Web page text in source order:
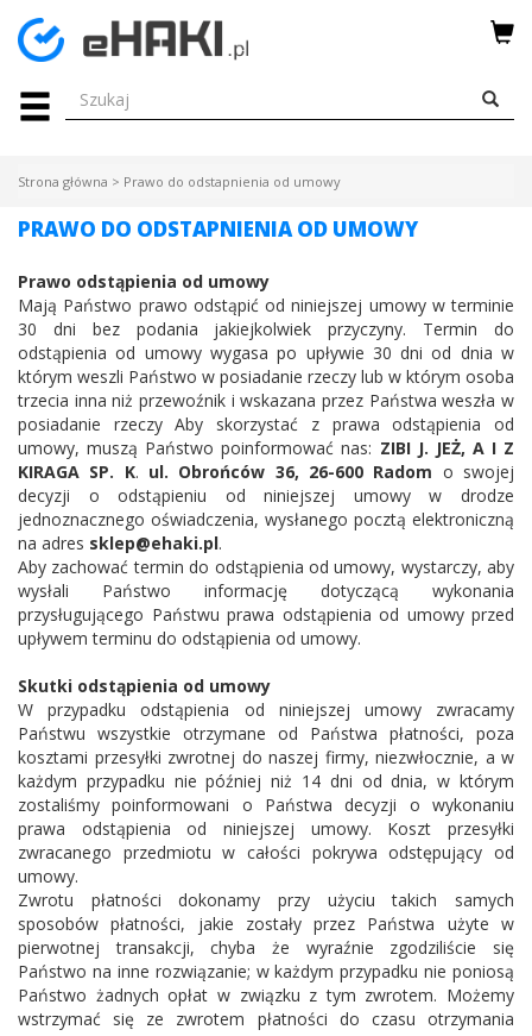
Menu
HAKI
WIĄZKI
ELEKTRYCZNE
BAGAŻNIKI
ROWEROWE
BOXY
DACHOWE
Bagażniki
dachowe
AKCESORIA
Turystyka
Przyczepy
samochodowe
Kontakt
Strona główna > Prawo do odstapnienia od umowy
PRAWO DO ODSTAPNIENIA OD UMOWY
Prawo odstąpienia od umowy
Mają Państwo prawo odstąpić od niniejszej umowy w terminie
30 dni bez podania jakiejkolwiek przyczyny. Termin do
odstąpienia od umowy wygasa po upływie 30 dni od dnia w
którym weszli Państwo w posiadanie rzeczy lub w którym osoba
trzecia inna niż przewoźnik i wskazana przez Państwa weszła w
posiadanie rzeczy Aby skorzystać z prawa odstąpienia od
umowy, muszą Państwo poinformować nas: ZIBI J. JEŻ, A I Z
KIRAGA SP. K. ul. Obrońców 36, 26-600 Radom o swojej
decyzji o odstąpieniu od niniejszej umowy w drodze
jednoznacznego oświadczenia, wysłanego pocztą elektroniczną
na adres sklep@ehaki.pl.
Aby zachować termin do odstąpienia od umowy, wystarczy, aby
wysłali Państwo informację dotyczącą wykonania
przysługującego Państwu prawa odstąpienia od umowy przed
upływem terminu do odstąpienia od umowy.
Skutki odstąpienia od umowy
W przypadku odstąpienia od niniejszej umowy zwracamy
Państwu wszystkie otrzymane od Państwa płatności, poza
kosztami przesyłki zwrotnej do naszej firmy, niezwłocznie, a w
każdym przypadku nie później niż 14 dni od dnia, w którym
zostaliśmy poinformowani o Państwa decyzji o wykonaniu
prawa odstąpienia od niniejszej umowy. Koszt przesyłki
zwracanego przedmiotu w całości pokrywa odstępujący od
umowy.
Zwrotu płatności dokonamy przy użyciu takich samych
sposobów płatności, jakie zostały przez Państwa użyte w
pierwotnej transakcji, chyba że wyraźnie zgodziliście się
Państwo na inne rozwiązanie; w każdym przypadku nie poniosą
Państwo żadnych opłat w związku z tym zwrotem. Możemy
wstrzymać się ze zwrotem płatności do czasu otrzymania